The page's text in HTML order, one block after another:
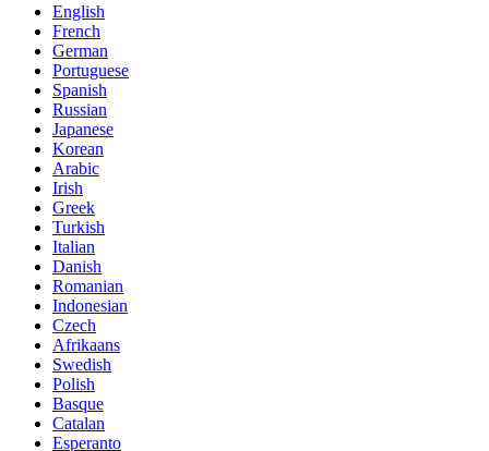
English
French
German
Portuguese
Spanish
Russian
Japanese
Korean
Arabic
Irish
Greek
Turkish
Italian
Danish
Romanian
Indonesian
Czech
Afrikaans
Swedish
Polish
Basque
Catalan
Esperanto